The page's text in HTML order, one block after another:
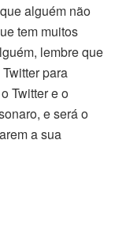
alguém não
tem muitos
lembre que
para
Twitter e o
e será o
a sua